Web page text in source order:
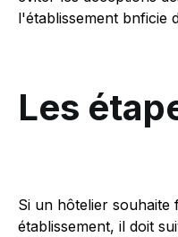
l'établissement bnficie
Les
Si un hôtelier souhaite
établissement, il doit